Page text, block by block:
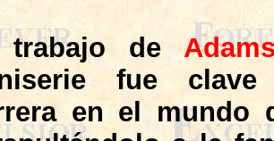
trabajo de
fue
en el mundo